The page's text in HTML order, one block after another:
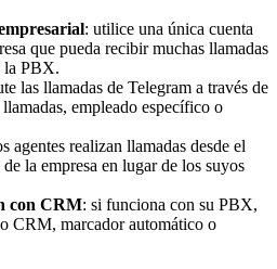
: utilice una única cuenta
que pueda recibir muchas llamadas
la PBX.
las llamadas de Telegram a través de
empleado específico o
agentes realizan llamadas desde el
la empresa en lugar de los suyos
con CRM: si funciona con su PBX,
CRM, marcador automático o